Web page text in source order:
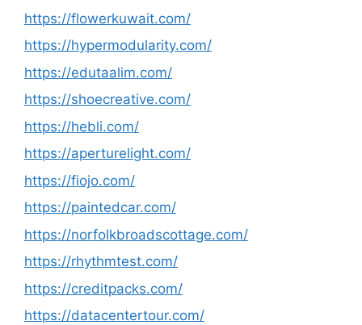
https://flowerkuwait.com/
https://hypermodularity.com/
https://edutaalim.com/
https://shoecreative.com/
https://hebli.com/
https://aperturelight.com/
https://fiojo.com/
https://paintedcar.com/
https://norfolkbroadscottage.com/
https://rhythmtest.com/
https://creditpacks.com/
https://datacentertour.com/